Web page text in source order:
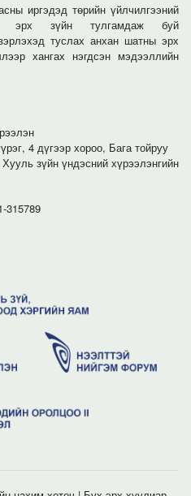
иргэдэд төрийн үйлчилгээний
эрх зүйн тулгамдаж буй
туслах анхан шатны эрх
хангах нэгдсэн мэдээллийн
4 дүгээр хороо, Бага тойруу
зүйн үндэсний хүрээлэнгийн
315789